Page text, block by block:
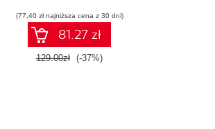
(77,40 zł najniższa cena z 30 dni)
81.27 zł
129.00zł (-37%)